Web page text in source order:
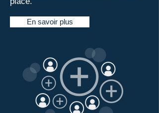
En savoir plus